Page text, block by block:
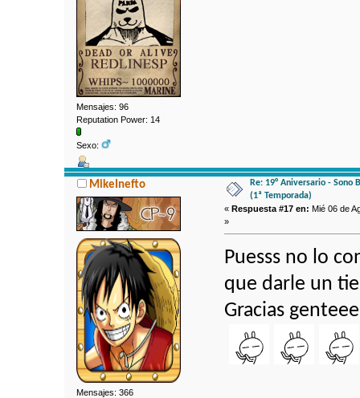
Mensajes: 96
Reputation Power: 14
Sexo:
MikeInefto
Mensajes: 366
Re: 19° Aniversario - Sono
(1ª Temporada)
«Respuesta #17 en: Mié 06 de
»
Puesss no lo
que darle un
Gracias